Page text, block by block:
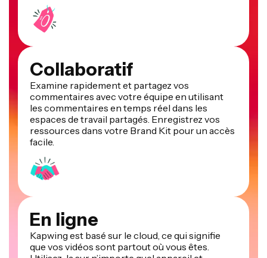
Collaboratif
Examine rapidement et partagez vos
commentaires avec votre équipe en utilisant
les commentaires en temps réel dans les
espaces de travail partagés. Enregistrez vos
ressources dans votre Brand Kit pour un accès
facile.
En ligne
Kapwing est basé sur le cloud, ce qui signifie
que vos vidéos sont partout où vous êtes.